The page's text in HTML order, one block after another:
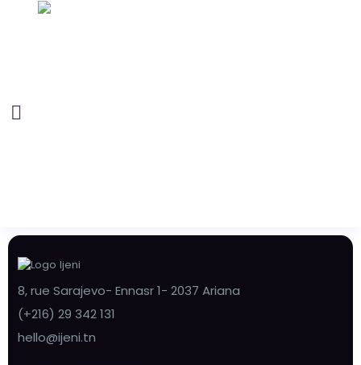
8, rue Sarajevo- Ennasr 1- 2037 Ariana
(+216) 29 342 131
hello@ijeni.tn